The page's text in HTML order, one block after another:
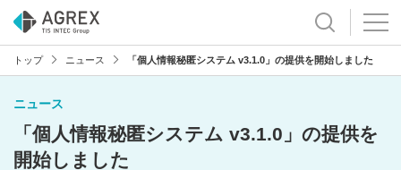
トップ ニュース 「個人情報秘匿システム v3.1.0」の提供を開始しました
ニュース
「個人情報秘匿システム v3.1.0」の提供を
開始しました